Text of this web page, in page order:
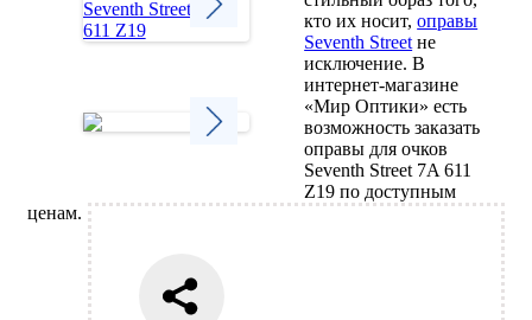
кто их носит,оправы
Seventh Street не
исключение. В
интернет-магазине
«Мир Оптики» есть
возможность заказать
оправы для очков
Seventh Street 7A 611
Z19 по доступным
ценам.